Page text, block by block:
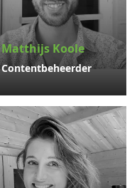
Matthijs Koole
Contentbeheerder